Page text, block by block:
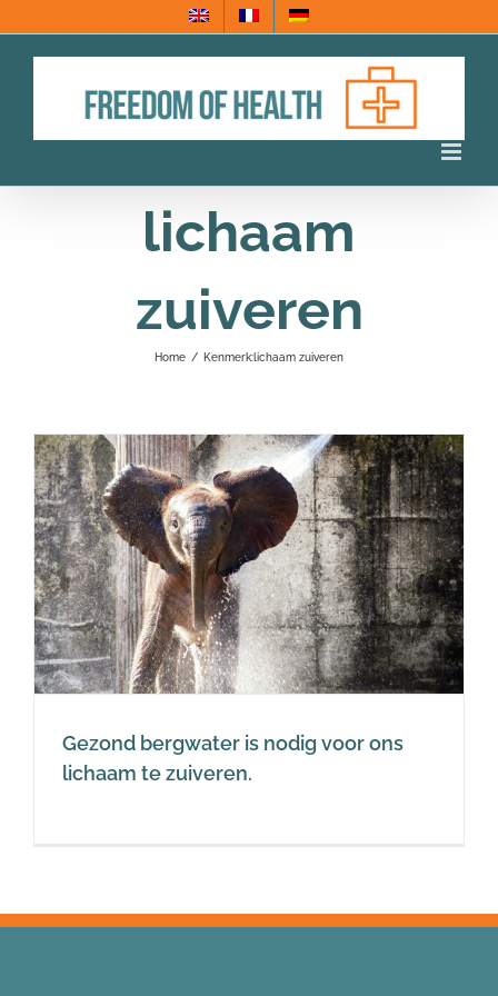
naar
lichaam
zuiveren
Home / Kenmerk: lichaam zuiveren
Gezond bergwater is nodig voor ons
lichaam te zuiveren.